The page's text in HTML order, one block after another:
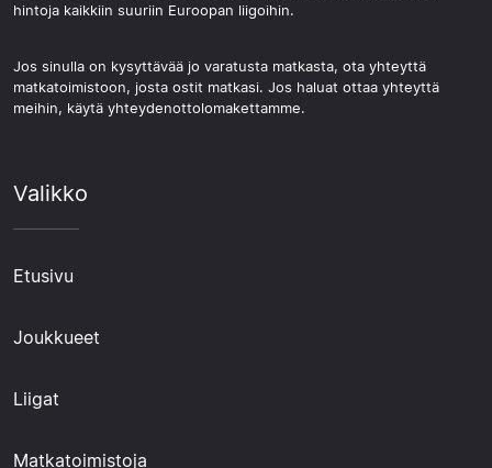
hintoja kaikkiin suuriin Euroopan liigoihin.
Jos sinulla on kysyttävää jo varatusta matkasta, ota yhteyttä
matkatoimistoon, josta ostit matkasi. Jos haluat ottaa yhteyttä
meihin, käytä yhteydenottolomakettamme.
Valikko
Etusivu
Joukkueet
Liigat
Matkatoimistoja